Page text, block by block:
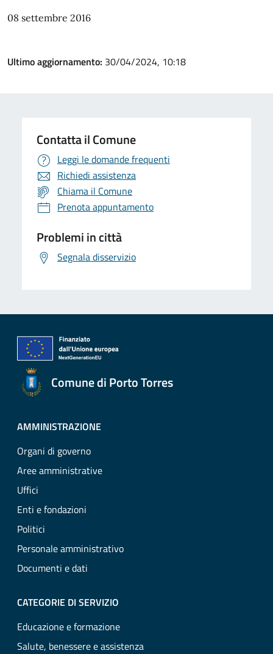
08 settembre 2016
Ultimo aggiornamento: 30/04/2024, 10:18
Contatta il Comune
Leggi le domande frequenti
Richiedi assistenza
Chiama il Comune
Prenota appuntamento
Problemi in città
Segnala disservizio
Comune di Porto Torres
AMMINISTRAZIONE
Organi di governo
Aree amministrative
Uffici
Enti e fondazioni
Politici
Personale amministrativo
Documenti e dati
CATEGORIE DI SERVIZIO
Educazione e formazione
Salute, benessere e assistenza